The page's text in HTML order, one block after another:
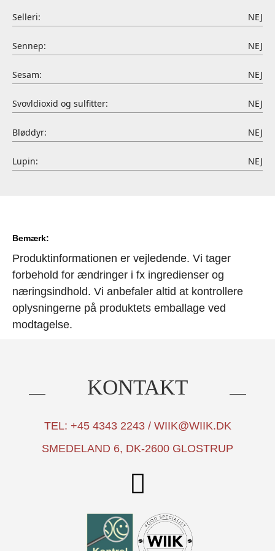
Selleri: NEJ
Sennep: NEJ
Sesam: NEJ
Svovldioxid og sulfitter: NEJ
Bløddyr: NEJ
Lupin: NEJ
Bemærk:
Produktinformationen er vejledende. Vi tager
forbehold for ændringer i fx ingredienser og
næringsindhold. Vi anbefaler altid at kontrollere
oplysningerne på produktets emballage ved
modtagelse.
KONTAKT
TEL: +45 4343 2243 / WIIK@WIIK.DK
SMEDELAND 6, DK-2600 GLOSTRUP